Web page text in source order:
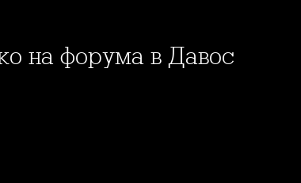
на форума в Давос